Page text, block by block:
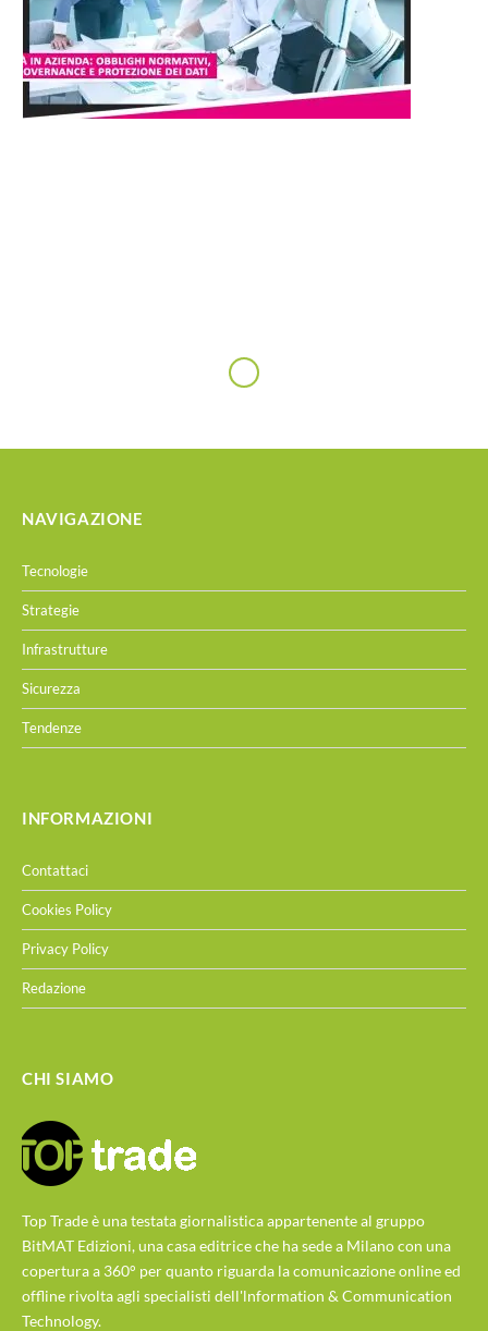
NAVIGAZIONE
Tecnologie
Strategie
Infrastrutture
Sicurezza
Tendenze
INFORMAZIONI
Contattaci
Cookies Policy
Privacy Policy
Redazione
CHI SIAMO
Top Trade è una testata giornalistica appartenente al gruppo
BitMAT Edizioni, una casa editrice che ha sede a Milano con una
copertura a 360° per quanto riguarda la comunicazione online ed
offline rivolta agli specialisti dell'lnformation & Communication
Technology.